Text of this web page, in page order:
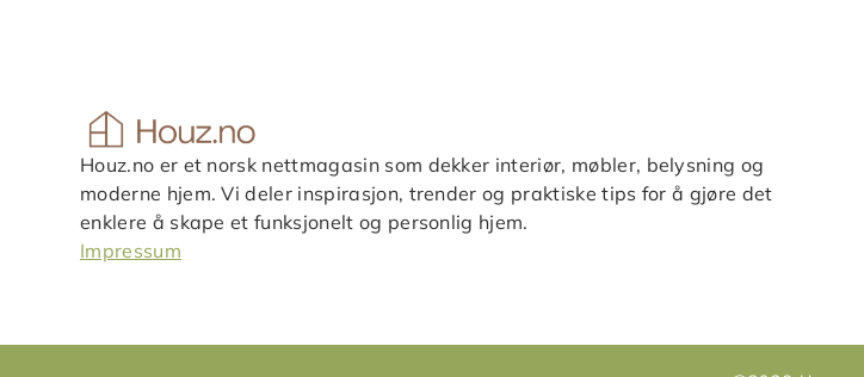
Houz.no er et norsk nettmagasin som dekker interiør, møbler, belysning og
moderne hjem. Vi deler inspirasjon, trender og praktiske tips for å gjøre det
enklere å skape et funksjonelt og personlig hjem.
Impressum